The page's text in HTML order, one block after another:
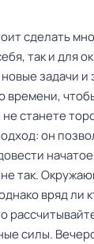
сделать
так и для
задачи и
времени,
станете
он
так.
вряд ли
силы.